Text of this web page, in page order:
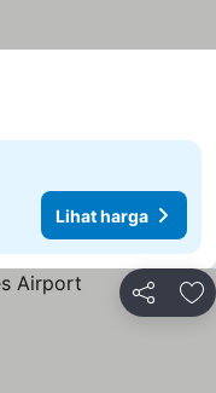
Lihat harga
Bagikan